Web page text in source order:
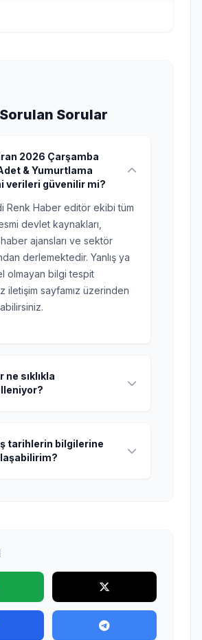
Sorulan Sorular
2026 Çarşamba
& Yumurtlama
verileri güvenilir mi?
Renk Haber editör ekibi tüm
devlet kaynakları,
ajansları ve sektör
derlemektedir. Yanlış ya
olmayan bilgi tespit
iletişim sayfamız üzerinden
ne sıklıkla
tarihlerin bilgilerine